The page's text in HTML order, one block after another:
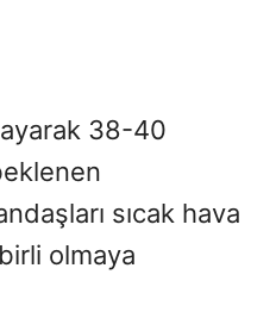
38-40
sıcak hava
olmaya